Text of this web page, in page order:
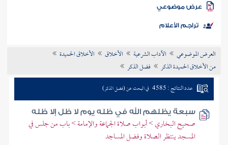
الكتب
موضوعي
تراجم الأعلام
العرض الموضوعي الآداب الشرعية الأخلاق
الأخلاق الحميدة
من الأخلاق الحميدة الذكر
فضل الذكر
عدد النتائج : 4585 في البحث عن (فضل الذكر)
سبعة يظلهم الله في ظله يوم لا ظل إلا ظله
صحيح البخاري > أبواب صلاة الجماعة والإمامة > باب من جلس في
المسجد ينتظر الصلاة وفضل المساجد